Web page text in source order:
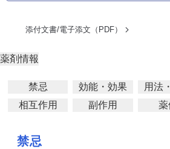
添付文書/電子添文（PDF）
薬剤情報
禁忌 効能・効果 用法
相互作用
副作用 薬
禁忌